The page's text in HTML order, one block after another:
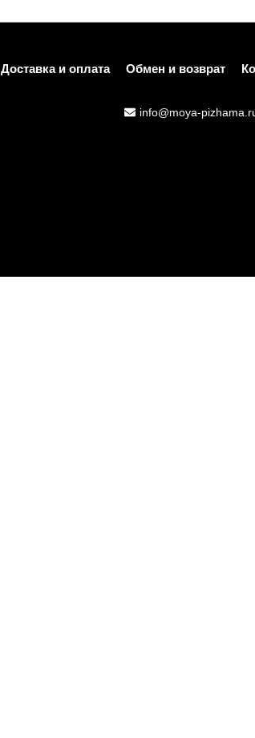
Доставка и оплата Обмен и возврат
info@moya-